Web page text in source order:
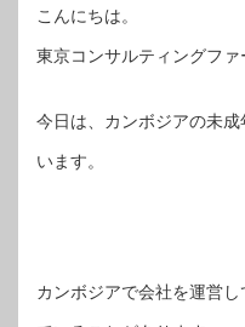
こんにちは。
東京コンサルティングファ
今日は、カンボジアの未
います。
カンボジアで会社を運営